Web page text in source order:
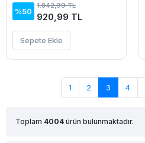
%50
1.842,99 TL
920,99 TL
Sepete Ekle
1 2 3 4
Toplam 4004 ürün bulunmaktadır.